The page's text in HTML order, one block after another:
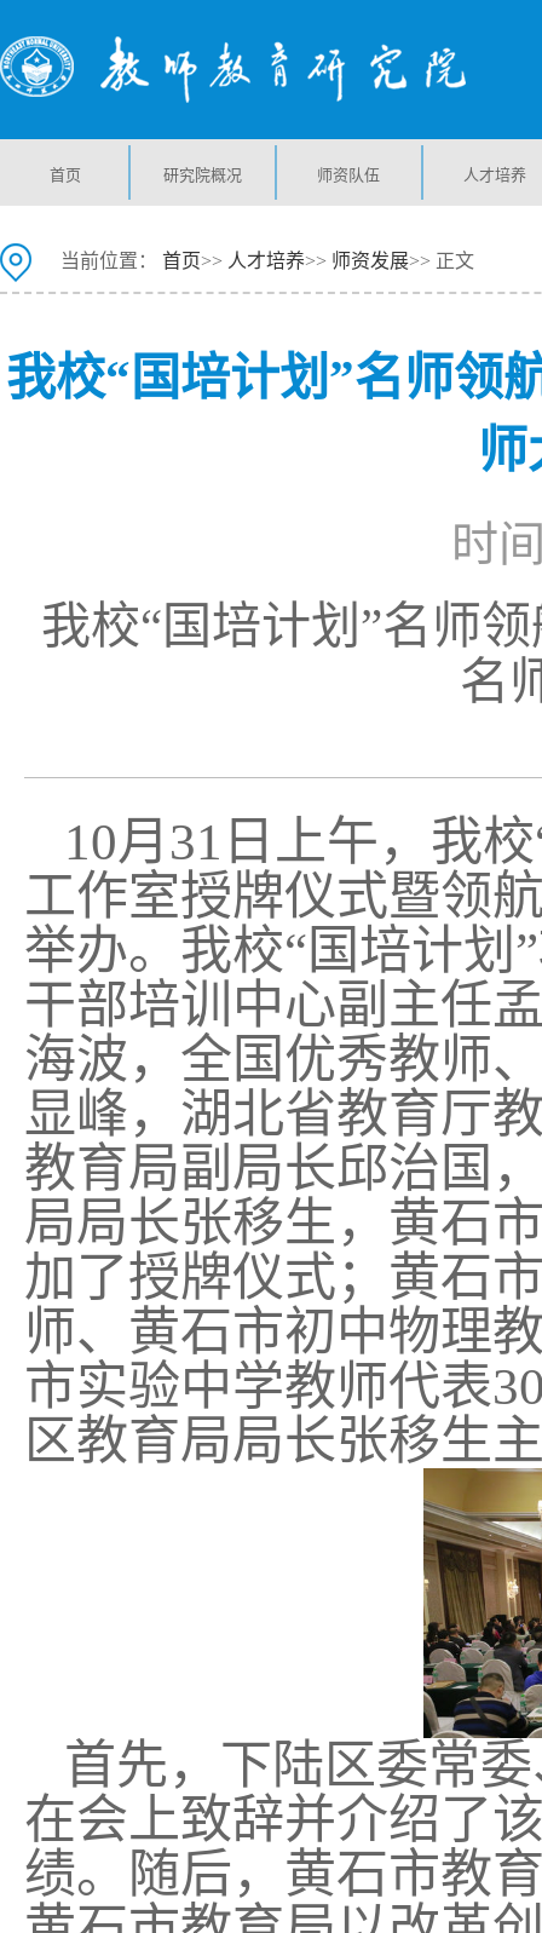
首页 研究院概况 师资队伍 人才培养
当前位置： 首页>> 人才培养>> 师资发展>> 正文
我校“国培计划”名师领
师
时
我校“国培计划”名师
名
10月31日上午，我
工作室授牌仪式暨领
举办。我校“国培计划
干部培训中心副主任
海波，全国优秀教师
显峰，湖北省教育厅
教育局副局长邱治国
局局长张移生，黄石
加了授牌仪式；黄石
师、黄石市初中物理
市实验中学教师代表
区教育局局长张移生
首先，下陆区委常
在会上致辞并介绍了
绩。随后，黄石市教